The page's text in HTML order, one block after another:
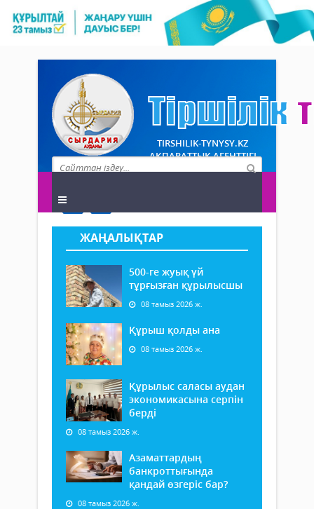
TIRSHILIK-TYNYSY.KZ
АҚПАРАТТЫҚ АГЕНТТІГІ
ЖАҢАЛЫҚТАР
500-ге жуық үй
тұрғызған құрылысшы
08 тамыз 2026 ж.
Құрыш қолды ана
08 тамыз 2026 ж.
Құрылыс саласы аудан
экономикасына серпін
берді
08 тамыз 2026 ж.
Азаматтардың
банкроттығында
қандай өзгеріс бар?
08 тамыз 2026 ж.